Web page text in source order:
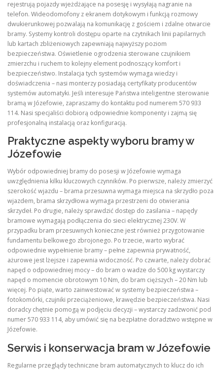
rejestrują pojazdy wjeżdżające na posesję i wysyłają nagranie na
telefon. Wideodomofony z ekranem dotykowym i funkcją rozmowy
dwukierunkowej pozwalają na komunikację z gościem i zdalne otwarcie
bramy. Systemy kontroli dostępu oparte na czytnikach linii papilarnych
lub kartach zbliżeniowych zapewniają najwyższy poziom
bezpieczeństwa. Oświetlenie ogrodzenia sterowane czujnikiem
zmierzchu i ruchem to kolejny element podnoszący komfort i
bezpieczeństwo. Instalacja tych systemów wymaga wiedzy i
doświadczenia – nasi monterzy posiadają certyfikaty producentów
systemów automatyki. Jeśli interesuje Państwa inteligentne sterowanie
bramą w Józefowie, zapraszamy do kontaktu pod numerem 570 933
114. Nasi specjaliści dobiorą odpowiednie komponenty i zajmą się
profesjonalną instalacją oraz konfiguracją.
Praktyczne aspekty wyboru bramy w
Józefowie
Wybór odpowiedniej bramy do posesji w Józefowie wymaga
uwzględnienia kilku kluczowych czynników. Po pierwsze, należy zmierzyć
szerokość wjazdu – brama przesuwna wymaga miejsca na skrzydło poza
wjazdem, brama skrzydłowa wymaga przestrzeni do otwierania
skrzydeł. Po drugie, należy sprawdzić dostęp do zasilania – napędy
bramowe wymagają podłączenia do sieci elektrycznej 230V. W
przypadku bram przesuwnych konieczne jest również przygotowanie
fundamentu belkowego zbrojonego. Po trzecie, warto wybrać
odpowiednie wypełnienie bramy – pełne zapewnia prywatność,
ażurowe jest lżejsze i zapewnia widoczność. Po czwarte, należy dobrać
napęd o odpowiedniej mocy – do bram o wadze do 500 kg wystarczy
napęd o momencie obrotowym 10 Nm, do bram cięższych – 20 Nm lub
więcej. Po piąte, warto zainwestować w systemy bezpieczeństwa –
fotokomórki, czujniki przeciążeniowe, krawędzie bezpieczeństwa. Nasi
doradcy chętnie pomogą w podjęciu decyzji – wystarczy zadzwonić pod
numer 570 933 114, aby umówić się na bezpłatne doradztwo wstępne w
Józefowie.
Serwis i konserwacja bram w Józefowie
Regularne przeglądy techniczne bram automatycznych to klucz do ich